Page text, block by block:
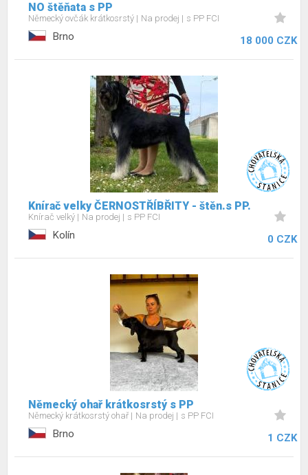
NO štěňata s PP
Německý ovčák krátkosrstý Na prodej s PP FCI
Brno 18 000 CZK
Knírač velky ČERNOSTŘÍBŘITY - štěn.s PP.
Knírač velký Na prodej s PP FCI
Kolín 0 CZK
Německý ohař krátkosrstý s PP
Německý krátkosrstý ohař Na prodej s PP FCI
Brno 1 CZK